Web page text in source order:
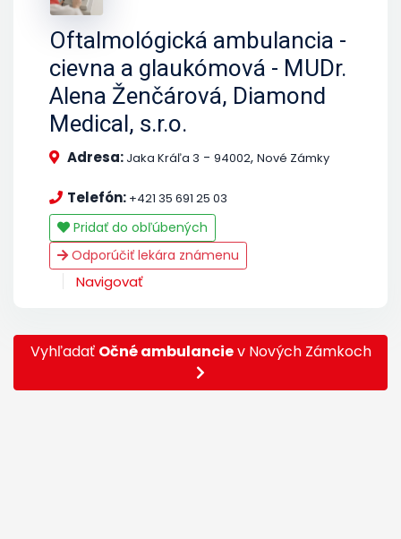
Oftalmológická ambulancia -
cievna a glaukómová - MUDr.
Alena Ženčárová, Diamond
Medical, s.r.o.
Adresa: Jaka Kráľa 3 - 94002, Nové Zámky
Telefón: +421 35 691 25 03
Pridať do obľúbených
Odporúčiť lekára známenu
Navigovať
Vyhľadať Očné ambulancie v Nových Zámkoch